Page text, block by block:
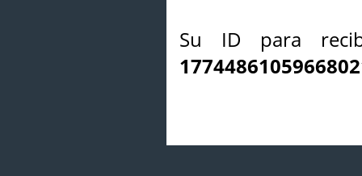
Su ID para